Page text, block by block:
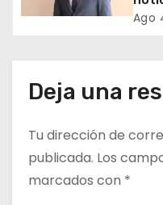
t
r
a
Ago
Deja una
Tu dirección de
publicada. Los
marcados con *